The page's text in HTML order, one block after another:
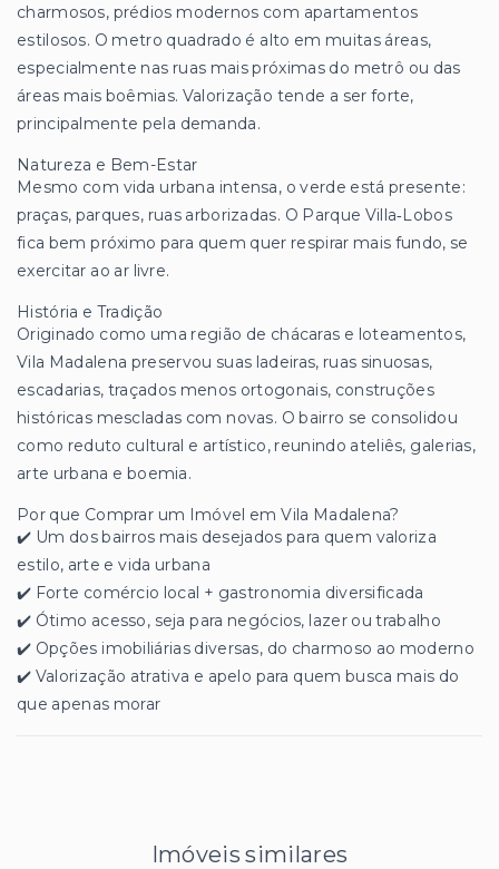
charmosos, prédios modernos com apartamentos
estilosos. O metro quadrado é alto em muitas áreas,
especialmente nas ruas mais próximas do metrô ou das
áreas mais boêmias. Valorização tende a ser forte,
principalmente pela demanda.
Natureza e Bem-Estar
Mesmo com vida urbana intensa, o verde está presente:
praças, parques, ruas arborizadas. O Parque Villa‑Lobos
fica bem próximo para quem quer respirar mais fundo, se
exercitar ao ar livre.
História e Tradição
Originado como uma região de chácaras e loteamentos,
Vila Madalena preservou suas ladeiras, ruas sinuosas,
escadarias, traçados menos ortogonais, construções
históricas mescladas com novas. O bairro se consolidou
como reduto cultural e artístico, reunindo ateliês, galerias,
arte urbana e boemia.
Por que Comprar um Imóvel em Vila Madalena?
✔️ Um dos bairros mais desejados para quem valoriza
estilo, arte e vida urbana
✔️ Forte comércio local + gastronomia diversificada
✔️ Ótimo acesso, seja para negócios, lazer ou trabalho
✔️ Opções imobiliárias diversas, do charmoso ao moderno
✔️ Valorização atrativa e apelo para quem busca mais do
que apenas morar
Imóveis similares